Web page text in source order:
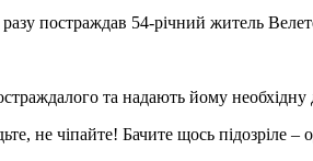
постраждав 54-річний житель
та надають йому необхідну
не чіпайте! Бачите щось підозріле